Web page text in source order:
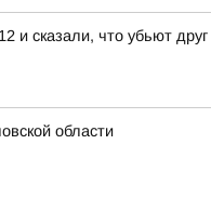
и сказали, что убьют
области